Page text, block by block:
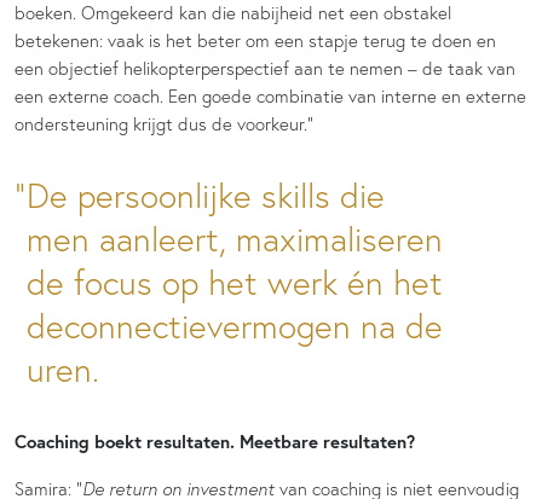
boeken. Omgekeerd kan die nabijheid net een obstakel
betekenen: vaak is het beter om een stapje terug te doen en
een objectief helikopterperspectief aan te nemen – de taak van
een externe coach. Een goede combinatie van interne en externe
ondersteuning krijgt dus de voorkeur.”
De persoonlijke skills die
men aanleert, maximaliseren
de focus op het werk én het
deconnectievermogen na de
uren.
Coaching boekt resultaten. Meetbare resultaten?
Samira: “De return on investment van coaching is niet eenvoudig